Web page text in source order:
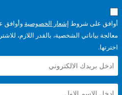
شروطإشعار الخصوصيةوأوافق على كيف
الشخصية، بالقدر اللازم، للاشتراك في